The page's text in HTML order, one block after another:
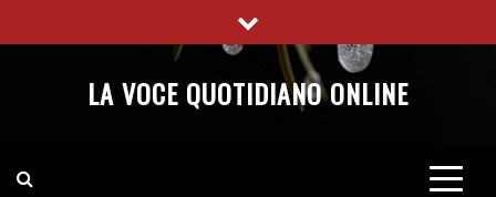
to
LA VOCE QUOTIDIANO ONLINE